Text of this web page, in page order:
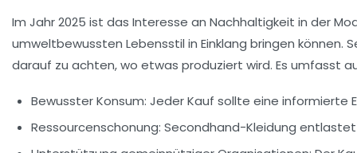
Im Jahr 2025 ist das Interesse an Nachhaltigkeit in der
umweltbewussten Lebensstil in Einklang bringen
darauf zu achten, wo etwas produziert wird. Es umfasst
Bewusster Konsum: Jeder Kauf sollte eine informierte
Ressourcenschonung: Secondhand-Kleidung